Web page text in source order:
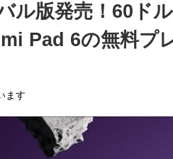
ル版発売！60ド
Pad 6の無料プ
ます